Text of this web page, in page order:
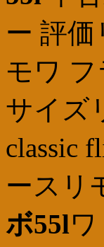
ー 評
モワ
サイズ
classic
ースリ
ボ55l